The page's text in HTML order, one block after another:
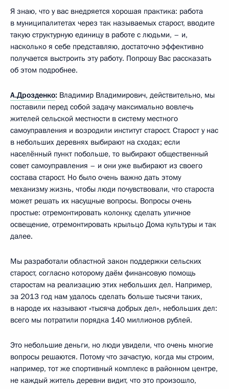
Я знаю, что у вас внедряется хорошая практика: работа
в муниципалитетах через так называемых старост, вводите
такую структурную единицу в работе с людьми, – и,
насколько я себе представляю, достаточно эффективно
получается выстроить эту работу. Попрошу Вас рассказать
об этом подробнее.
А.Дрозденко: Владимир Владимирович, действительно, мы
поставили перед собой задачу максимально вовлечь
жителей сельской местности в систему местного
самоуправления и возродили институт старост. Старост у нас
в небольших деревнях выбирают на сходах; если
населённый пункт побольше, то выбирают общественный
совет самоуправления – и они уже выбирают из своего
состава старост. Но было очень важно дать этому
механизму жизнь, чтобы люди почувствовали, что староста
может решать их насущные вопросы. Вопросы очень
простые: отремонтировать колонку, сделать уличное
освещение, отремонтировать крыльцо Дома культуры и так
далее.
Мы разработали областной закон поддержки сельских
старост, согласно которому даём финансовую помощь
старостам на реализацию этих небольших дел. Например,
за 2013 год нам удалось сделать больше тысячи таких,
в народе их называют «тысяча добрых дел», небольших дел:
всего мы потратили порядка 140 миллионов рублей.
Это небольшие деньги, но люди увидели, что очень многие
вопросы решаются. Потому что зачастую, когда мы строим,
например, тот же спортивный комплекс в районном центре,
не каждый житель деревни видит, что это произошло,